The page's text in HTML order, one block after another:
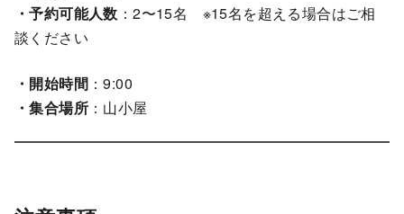
・予約可能人数 ：2〜15名 ※15名を超える場合はご相
談ください
・開始時間 ：9:00
・集合場所 ：山小屋